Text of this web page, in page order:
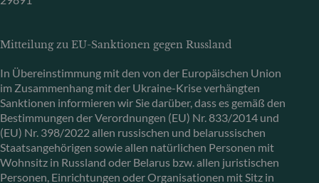
Mitteilung zu EU-Sanktionen gegen Russland
In Übereinstimmung mit den von der Europäischen Union
im Zusammenhang mit der Ukraine-Krise verhängten
Sanktionen informieren wir Sie darüber, dass es gemäß den
Bestimmungen der Verordnungen (EU) Nr. 833/2014 und
(EU) Nr. 398/2022 allen russischen und belarussischen
Staatsangehörigen sowie allen natürlichen Personen mit
Wohnsitz in Russland oder Belarus bzw. allen juristischen
Personen, Einrichtungen oder Organisationen mit Sitz in